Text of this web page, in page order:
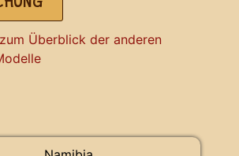
Überblick der anderen